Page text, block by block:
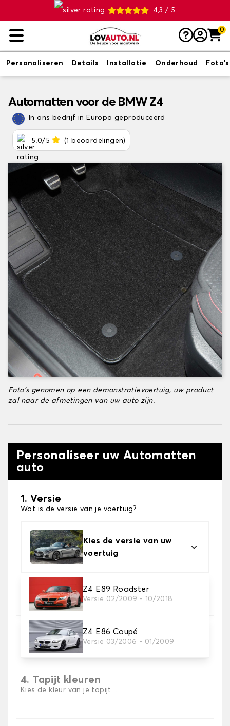
4,3 / 5
0
Personaliseren Details Installatie Onderhoud Foto's
Automatten voor de BMW Z4
In ons bedrijf in Europa geproduceerd
5.0/5 (1 beoordelingen)
Foto's genomen op een demonstratievoertuig, uw product
zal naar de afmetingen van uw auto zijn.
Personaliseer uw Automatten
auto
1. Versie
Wat is de versie van je voertuig?
Kies de versie van uw
voertuig
Z4 E89 Roadster
Versie 02/2009 - 10/2018
Z4 E86 Coupé
Versie 03/2006 - 01/2009
2. Materiaal
Kies het materiaal van uw automatten
3. Aantal matten
Selecteer het aantal automatten dat je nodig hebt.
4. Tapijt kleuren
Kies de kleur van je tapijt ..